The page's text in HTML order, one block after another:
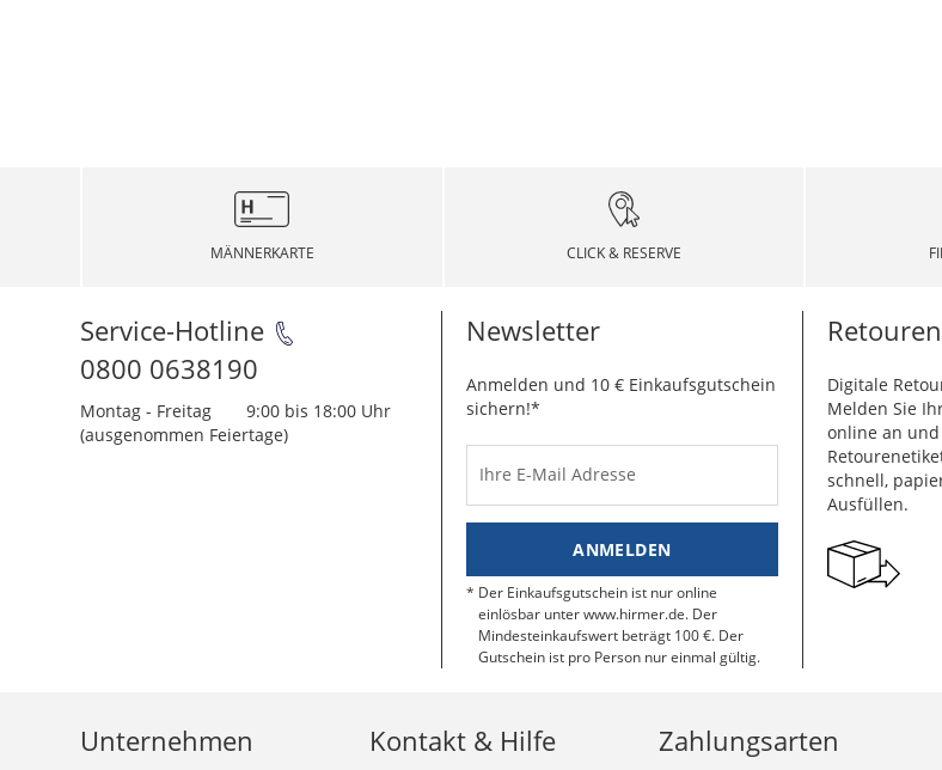
MÄNNERKARTE CLICK & RESERVE
Service-Hotline
0800 0638190
Montag - Freitag
9:00 bis 18:00 Uhr
(ausgenommen Feiertage)
Newsletter
Anmelden und 10 € Einkaufsgutschein
sichern!*
Ihre E-Mail Adresse
ANMELDEN
Der Einkaufsgutschein ist nur online
einlösbar unter www.hirmer.de. Der
Mindesteinkaufswert beträgt 100 €. Der
Gutschein ist pro Person nur einmal gültig.
Digitale
Melden Sie
online an
schnell,
Ausfüllen.
Unternehmen Kontakt & Hilfe Zahlungsarten